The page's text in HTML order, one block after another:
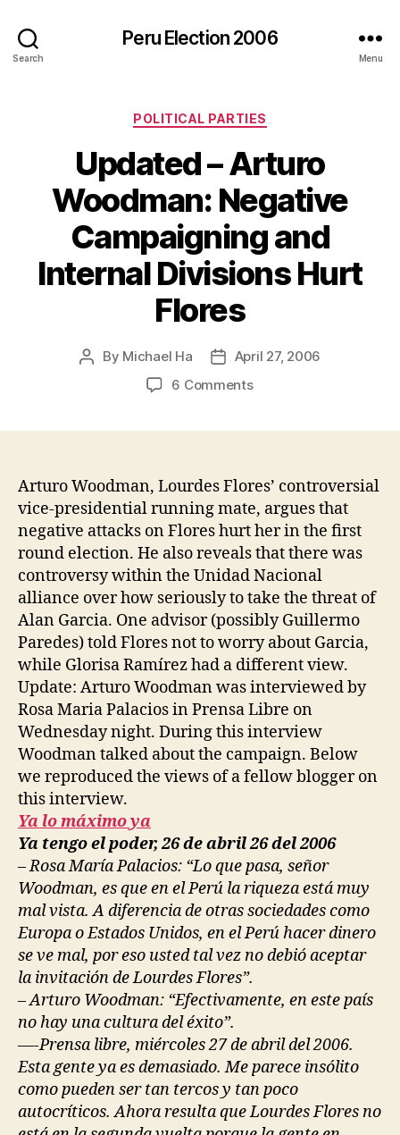
Search
Peru Election 2006
Menu
Categories
POLITICAL PARTIES
Updated – Arturo
Woodman: Negative
Campaigning and
Internal Divisions Hurt
Flores
Post
By Michael Ha
PostApril 27, 2006
6 Commentson
Negative
Campaigning
and
Internal
Divisions
Hurt
Flores
Arturo Woodman, Lourdes Flores’ controversial
vice-presidential running mate, argues that
negative attacks on Flores hurt her in the first
round election. He also reveals that there was
controversy within the Unidad Nacional
alliance over how seriously to take the threat of
Alan Garcia. One advisor (possibly Guillermo
Paredes) told Flores not to worry about Garcia,
while Glorisa Ramírez had a different view.
Update: Arturo Woodman was interviewed by
Rosa Maria Palacios in Prensa Libre on
Wednesday night. During this interview
Woodman talked about the campaign. Below
we reproduced the views of a fellow blogger on
this interview.
Ya lo máximo ya
Ya tengo el poder, 26 de abril 26 del 2006
– Rosa María Palacios: “Lo que pasa, señor
Woodman, es que en el Perú la riqueza está muy
mal vista. A diferencia de otras sociedades como
Europa o Estados Unidos, en el Perú hacer dinero
se ve mal, por eso usted tal vez no debió aceptar
la invitación de Lourdes Flores”.
– Arturo Woodman: “Efectivamente, en este país
no hay una cultura del éxito”.
—-Prensa libre, miércoles 27 de abril del 2006.
Esta gente ya es demasiado. Me parece insólito
como pueden ser tan tercos y tan poco
autocríticos. Ahora resulta que Lourdes Flores no